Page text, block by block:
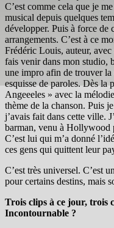
C’est comme cela que je
musical depuis quelques
développer. Puis à force de
arrangements. C’est à ce
Frédéric Louis, auteur,
fais venir dans mon studio,
une impro afin de trouver la
esquisse de paroles. Dès la
Angeeeles » avec la
thème de la chanson. Puis
j’avais fait dans cette ville.
barman, venu à Hollywood
C’est lui qui m’a donné
ces gens qui quittent leur
C’est très universel. C’est
pour certains destins, mais
Trois clips à ce jour, trois
Incontournable ?